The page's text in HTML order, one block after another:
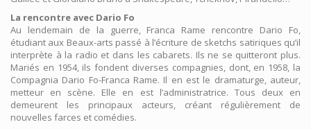
La rencontre avec Dario Fo
Au lendemain de la guerre, Franca Rame rencontre Dario Fo,
étudiant aux Beaux-arts passé à l’écriture de sketchs satiriques qu’il
interprète à la radio et dans les cabarets. Ils ne se quitteront plus.
Mariés en 1954, ils fondent diverses compagnies, dont, en 1958, la
Compagnia Dario Fo-Franca Rame. Il en est le dramaturge, auteur,
metteur en scène. Elle en est l’administratrice. Tous deux en
demeurent les principaux acteurs, créant régulièrement de
nouvelles farces et comédies.